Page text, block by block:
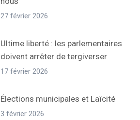
27 février 2026
Ultime liberté : les parlementaires
doivent arrêter de tergiverser
17 février 2026
Élections municipales et Laïcité
3 février 2026